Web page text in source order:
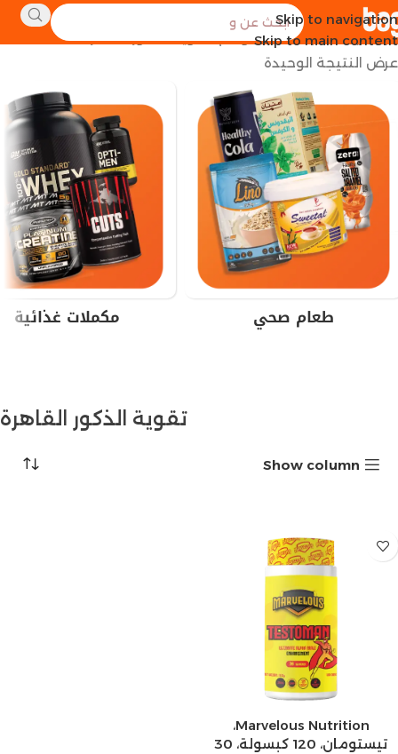
Skip to navigation
Skip to main content
الرئيسية منتجات تحت الوسم “تقوية الذكور القاهرة”
عرض النتيجة الوحيدة
طعام صحي مكملات غذائية
تقوية الذكور القاهرة
Show column
Marvelous Nutrition،
تيستومان، 120 كبسولة، 30